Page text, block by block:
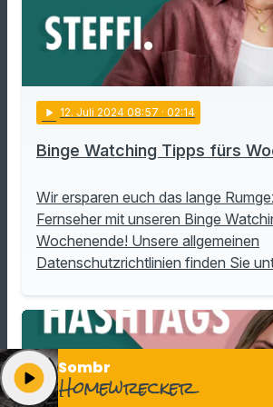
play_arrow 12. Juli 2024 08:57 · 02:14
Binge Watching Tipps fürs
Wir ersparen euch das lange
Fernseher mit unseren Binge
Wochenende! Unsere allgemeinen
Datenschutzrichtlinien finden Sie
Sombr
Homewrecker
play_arrow